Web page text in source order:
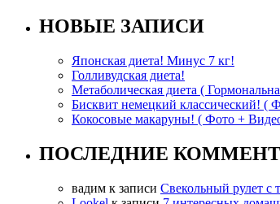
НОВЫЕ ЗАПИСИ
Японская диета! Минус 7 кг!
Голливудская диета!
Метаболическая диета (
Бисквит немецкий классический! (
Кокосовые макаруны! ( Фото +
ПОСЛЕДНИЕ
вадим к записи Свекольный рулет с